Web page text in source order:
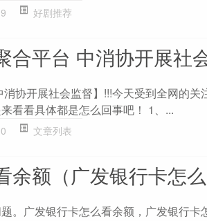
好剧推荐
合平台 中消协开展社
消协开展社会监督】!!!今天受到全网的
看看具体都是怎么回事吧！ 1、...
文章列表
余额（广发银行卡怎么
。广发银行卡怎么看余额，广发银行卡